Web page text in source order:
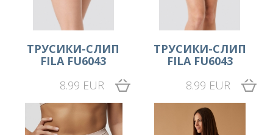
ТРУСИКИ-СЛИП
FILA FU6043
8.99 EUR
ТРУСИКИ-СЛИП
FILA FU6043
8.99 EUR